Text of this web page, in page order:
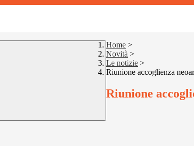
Home >
Novità >
Le notizie >
Riunione accoglienza
Riunione